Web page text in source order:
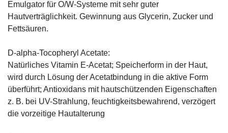
Emulgator für O/W-Systeme mit sehr guter
Hautverträglichkeit. Gewinnung aus Glycerin, Zucker und
Fettsäuren.
D-alpha-Tocopheryl Acetate:
Natürliches Vitamin E-Acetat; Speicherform in der Haut,
wird durch Lösung der Acetatbindung in die aktive Form
überführt; Antioxidans mit hautschützenden Eigenschaften
z. B. bei UV-Strahlung, feuchtigkeitsbewahrend, verzögert
die vorzeitige Hautalterung